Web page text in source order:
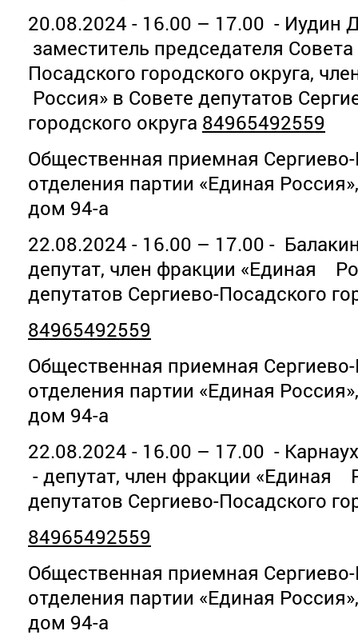
20.08.2024 - 16.00 – 17.00 - Иудин
заместитель председателя
Посадского городского округа,
Россия» в Совете депутатов
городского округа 84965492559
Общественная приемная
отделения партии «Единая
дом 94-а
22.08.2024 - 16.00 – 17.00 -
депутат, член фракции «Единая
депутатов Сергиево-Посадского
84965492559
Общественная приемная
отделения партии «Единая
дом 94-а
22.08.2024 - 16.00 – 17.00 -
- депутат, член фракции «Единая
депутатов Сергиево-Посадского
84965492559
Общественная приемная
отделения партии «Единая
дом 94-а